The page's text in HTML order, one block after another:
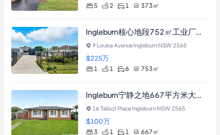
5 2 1 373 ㎡
Ingleburn核心地段752㎡工业厂房，DA获批，毗邻火车站与M5高速
9 Louise Avenue Ingleburn NSW 2565
$225万
1 1 6 753 ㎡
Ingleburn宁静之地667平方米大地块，三卧住宅带姻亲房开发潜力，近学校购物中心。
16 Talbot Place Ingleburn NSW 2565
$100万
3 1 1 667 ㎡